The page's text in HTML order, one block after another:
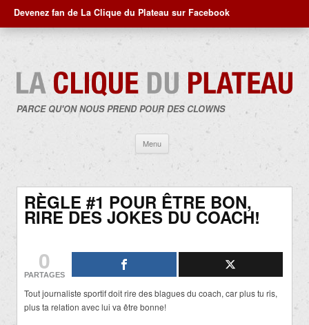
Devenez fan de La Clique du Plateau sur Facebook
PARCE QU'ON NOUS PREND POUR DES CLOWNS
Menu
contenu
RÈGLE #1 POUR ÊTRE BON,
RIRE DES JOKES DU COACH!
0
PARTAGES
Tout journaliste sportif doit rire des blagues du coach, car plus tu ris,
plus ta relation avec lui va être bonne!